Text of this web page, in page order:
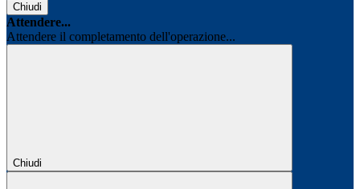
Chiudi
Attendere...
Attendere il completamento dell'operazione...
Chiudi